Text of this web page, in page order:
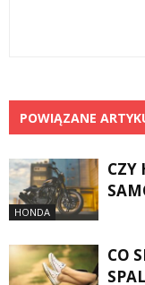
POWIĄZANE
HONDA
CZY
CO